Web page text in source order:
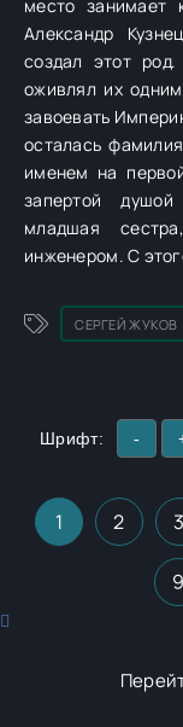
место занимает
Александр
создал этот
оживлял их
завоевать
осталась
именем на
запертой
младшая
инженером. С
СЕРГЕЙ ЖУКОВ
Шрифт: -
1 2 3
9